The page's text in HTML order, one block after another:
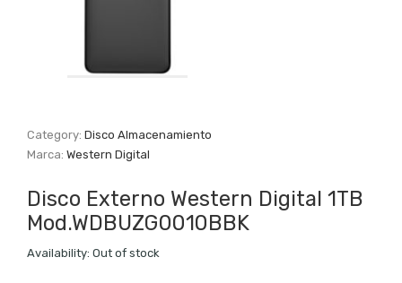
Category:Disco Almacenamiento
Marca:Western Digital
Disco Externo Western Digital 1TB
Mod.WDBUZG0010BBK
Availability: Out of stock